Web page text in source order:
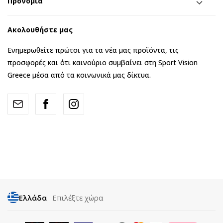
Ακολουθήστε μας
Ενημερωθείτε πρώτοι για τα νέα μας προϊόντα, τις
προσφορές και ότι καινούριο συμβαίνει στη Sport Vision
Greece μέσα από τα κοινωνικά μας δίκτυα.
Ελλάδα Επιλέξτε χώρα